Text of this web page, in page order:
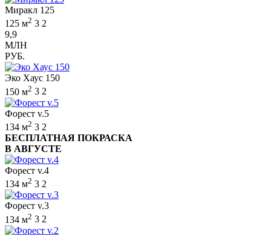
Миракл 125
125 м2 3 2
9,9
МЛН
РУБ.
Эко Хаус 150
150 м2 3 2
Форест v.5
134 м2 3 2
БЕСПЛАТНАЯ ПОКРАСКА
В АВГУСТЕ
Форест v.4
134 м2 3 2
Форест v.3
134 м2 3 2